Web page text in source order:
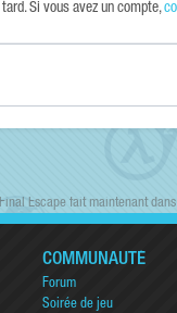
Si vous avez un compte,
Final Escape fait maintenant
COMMUNAUTÉ
Forum
Soirée de jeu